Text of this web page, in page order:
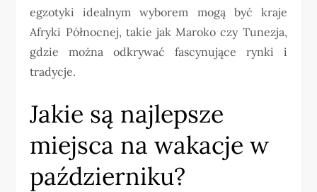
egzotyki idealnym wyborem mogą być kraje
Afryki Północnej, takie jak Maroko czy Tunezja,
gdzie można odkrywać fascynujące rynki i
tradycje.
Jakie są najlepsze
miejsca na wakacje w
październiku?